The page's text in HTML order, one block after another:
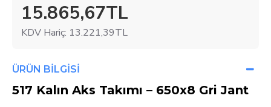
15.865,67TL
KDV Hariç: 13.221,39TL
ÜRÜN BILGISI
517 Kalın Aks Takımı – 650x8 Gri Jant